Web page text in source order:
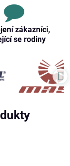
zákazníci,
se rodiny